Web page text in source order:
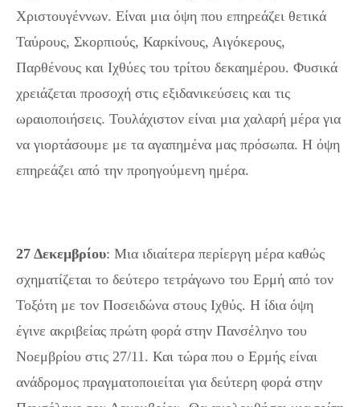
Χριστουγέννων. Είναι μια όψη που επηρεάζει θετικά
Ταύρους, Σκορπιούς, Καρκίνους, Αιγόκερους,
Παρθένους και Ιχθύες του τρίτου δεκαημέρου. Φυσικά
χρειάζεται προσοχή στις εξιδανικεύσεις και τις
ωραιοποιήσεις. Τουλάχιστον είναι μια χαλαρή μέρα για
να γιορτάσουμε με τα αγαπημένα μας πρόσωπα. Η όψη
επηρεάζει από την προηγούμενη ημέρα.
27 Δεκεμβρίου: Μια ιδιαίτερα περίεργη μέρα καθώς
σχηματίζεται το δεύτερο τετράγωνο του Ερμή από τον
Τοξότη με τον Ποσειδώνα στους Ιχθύς. Η ίδια όψη
έγινε ακριβείας πρώτη φορά στην Πανσέληνο του
Νοεμβρίου στις 27/11. Και τώρα που ο Ερμής είναι
ανάδρομος πραγματοποιείται για δεύτερη φορά στην